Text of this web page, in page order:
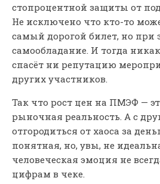
стопроцентной защиты от
Не исключено что кто-то
самый дорогой билет, но при
самообладание. И тогда
спасёт ни репутацию
других участников.
Так что рост цен на ПМЭФ —
рыночная реальность. А с
отгородиться от хаоса за
понятная, но, увы, не
человеческая эмоция не
цифрам в чеке.